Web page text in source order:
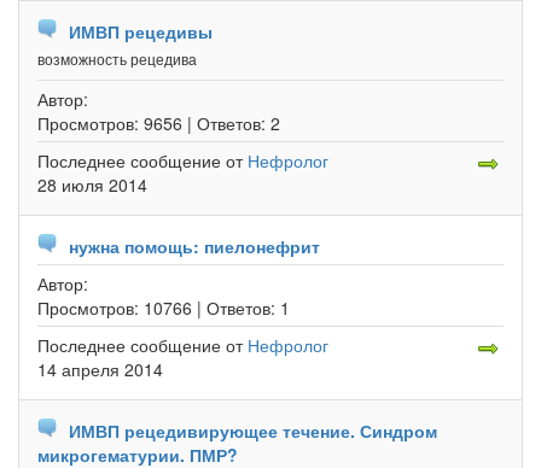
ИМВП рецедивы
возможность рецедива
Автор:
Просмотров: 9656 | Ответов: 2
Последнее сообщение от Нефролог
28 июля 2014
нужна помощь: пиелонефрит
Автор:
Просмотров: 10766 | Ответов: 1
Последнее сообщение от Нефролог
14 апреля 2014
ИМВП рецедивирующее течение. Синдром
микрогематурии. ПМР?